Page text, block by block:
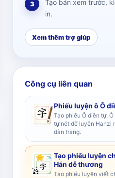
3
Tạo bản xem trước,
in.
Xem thêm trợ giúp
Công cụ liên quan
Phiếu luyện ô Ô
Tạo phiếu Ô điền tự,
tự nét để luyện Hanzi
dàn trang.
Tạo phiếu luyện
Hán dễ thương
Tạo phiếu luyện viết